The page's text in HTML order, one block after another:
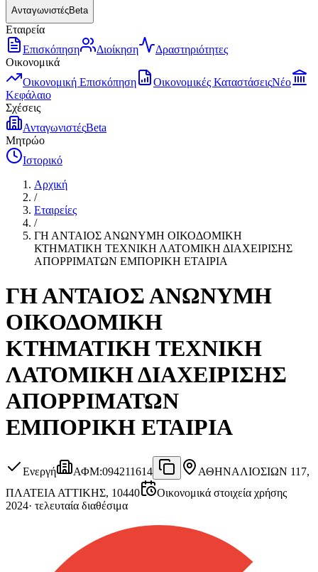
ΑνταγωνιστέςBeta
Εταιρεία
Επισκόπηση
Διοίκηση
Δραστηριότητες
Οικονομικά
Οικονομική Επισκόπηση
Οικονομικές ΚαταστάσειςΝέο
Κεφάλαιο
Σχέσεις
ΑνταγωνιστέςBeta
Μητρώο
Ιστορικό
Αρχική
/
Εταιρείες
/
ΓΗ ΑΝΤΑΙΟΣ ΑΝΩΝΥΜΗ ΟΙΚΟΔΟΜΙΚΗ
ΚΤΗΜΑΤΙΚΗ ΤΕΧΝΙΚΗ ΛΑΤΟΜΙΚΗ ΔΙΑΧΕΙΡΙΣΗΣ
ΑΠΟΡΡΙΜΑΤΩΝ ΕΜΠΟΡΙΚΗ ΕΤΑΙΡΙΑ
ΓΗ ΑΝΤΑΙΟΣ ΑΝΩΝΥΜΗ
ΟΙΚΟΔΟΜΙΚΗ
ΚΤΗΜΑΤΙΚΗ ΤΕΧΝΙΚΗ
ΛΑΤΟΜΙΚΗ ΔΙΑΧΕΙΡΙΣΗΣ
ΑΠΟΡΡΙΜΑΤΩΝ
ΕΜΠΟΡΙΚΗ ΕΤΑΙΡΙΑ
Ενεργή ΑΦΜ:094211614 ΑΘΗΝΑΛΙΟΣΙΩΝ 117,
ΠΛΑΤΕΙΑ ΑΤΤΙΚΗΣ, 10440
Οικονομικά στοιχεία χρήσης
2024· τελευταία διαθέσιμα